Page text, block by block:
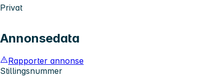
Privat
Annonsedata
Rapporter annonse
Stillingsnummer